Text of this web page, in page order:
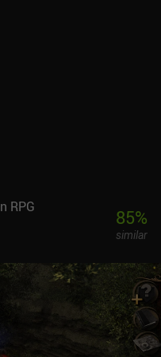
jugabilidad, creo que
del pasado puede
RPG 85%
similar